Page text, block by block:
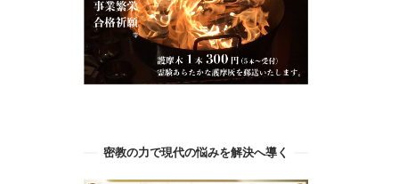
密教の力で現代の悩みを解決へ導く